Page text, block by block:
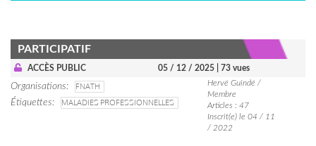
PARTICIPATIF
ACCÈS PUBLIC 05 / 12 / 2025 | 73 vues
Organisations
FNATH
Étiquettes
MALADIES PROFESSIONNELLES
Hervé Guindé /
Membre
Articles : 47
Inscrit(e) le 04 / 11
/ 2022